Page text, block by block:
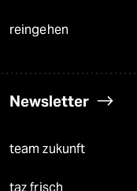
reingehen
Newsletter
team zukunft
taz frisch